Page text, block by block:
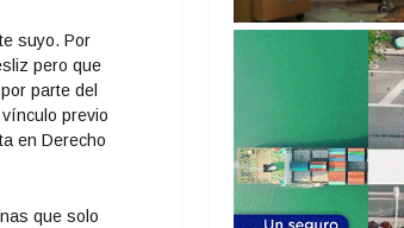
suyo. Por
pero que
parte del
previo
en Derecho
que solo